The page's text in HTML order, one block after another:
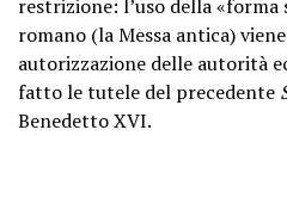
restrizione: l’uso della
romano (la Messa antica)
autorizzazione delle autorità
fatto le tutele del precedente
Benedetto XVI.